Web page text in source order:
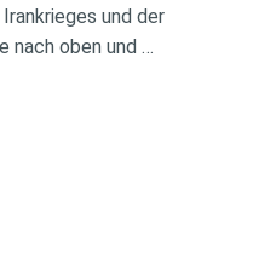
und der
nach oben und …